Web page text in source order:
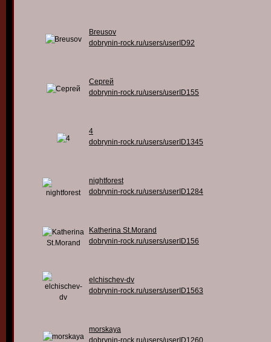
Breusov
dobrynin-rock.ru/users/userID92
Сергей
dobrynin-rock.ru/users/userID155
4
dobrynin-rock.ru/users/userID1345
nightforest
dobrynin-rock.ru/users/userID1284
Katherina St.Morand
dobrynin-rock.ru/users/userID156
elchischev-dv
dobrynin-rock.ru/users/userID1563
morskaya
dobrynin-rock.ru/users/userID1260